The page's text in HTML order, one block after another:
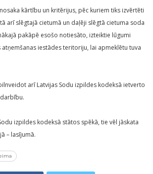
kārtību un kritērijus, pēc kuriem tiks izvērtēti
arī slēgtajā cietumā un daļēji slēgtā cietuma soda
pakāpē esošo notiesāto, izteiktie lūgumi
iestādes teritoriju, lai apmeklētu tuva
arī Latvijas Sodu izpildes kodeksā ietverto
izpildes kodeksā stātos spēkā, tie vēl jāskata
– lasījumā.